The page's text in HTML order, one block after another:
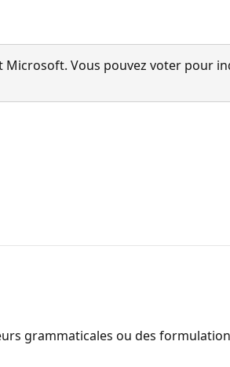
Vous pouvez voter pour
grammaticales ou des